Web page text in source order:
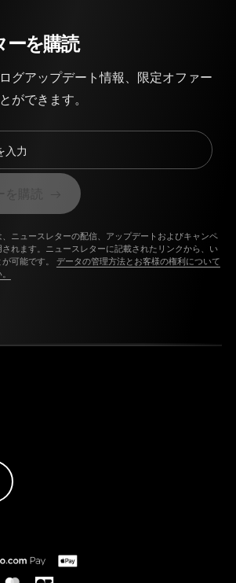
ーを購読
グアップデート情報、限定オファー
ができます。
入力
ニュースレターの配信、アップデートおよびキャンペ
れます。ニュースレターに記載されたリンクから、い
可能です。 データの管理方法とお客様の権利について